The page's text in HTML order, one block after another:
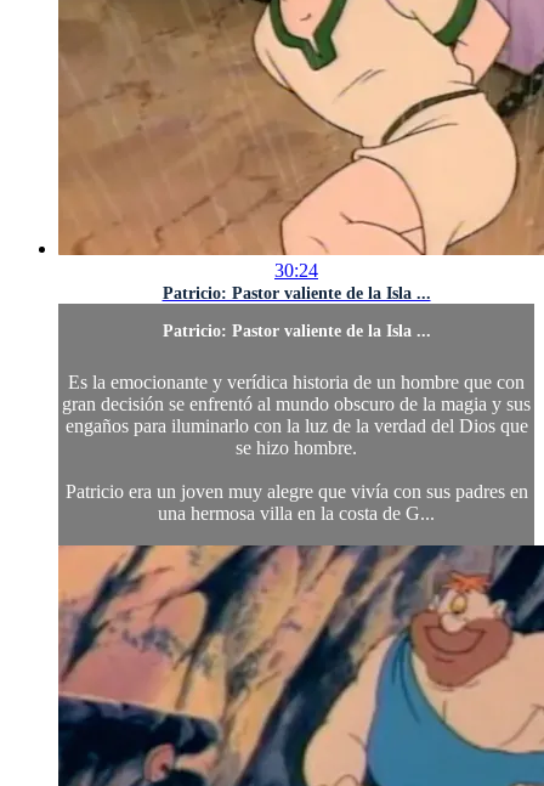
30:24
Patricio: Pastor valiente de la Isla ...
Patricio: Pastor valiente de la Isla ...
Es la emocionante y verídica historia de un hombre que con
gran decisión se enfrentó al mundo obscuro de la magia y sus
engaños para iluminarlo con la luz de la verdad del Dios que
se hizo hombre.
Patricio era un joven muy alegre que vivía con sus padres en
una hermosa villa en la costa de G...